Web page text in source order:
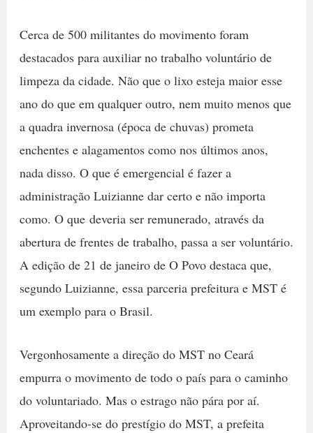
Cerca de 500 militantes do movimento foram
destacados para auxiliar no trabalho voluntário de
limpeza da cidade. Não que o lixo esteja maior esse
ano do que em qualquer outro, nem muito menos que
a quadra invernosa (época de chuvas) prometa
enchentes e alagamentos como nos últimos anos,
nada disso. O que é emergencial é fazer a
administração Luizianne dar certo e não importa
como. O que deveria ser remunerado, através da
abertura de frentes de trabalho, passa a ser voluntário.
A edição de 21 de janeiro de O Povo destaca que,
segundo Luizianne, essa parceria prefeitura e MST é
um exemplo para o Brasil.
Vergonhosamente a direção do MST no Ceará
empurra o movimento de todo o país para o caminho
do voluntariado. Mas o estrago não pára por aí.
Aproveitando-se do prestígio do MST, a prefeita